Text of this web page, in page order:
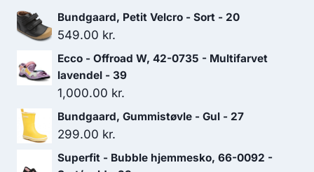
1,099.00 kr..769.30 kr..
Bundgaard, Petit Velcro - Sort - 20
549.00 kr.
Ecco - Offroad W, 42-0735 - Multifarvet
lavendel - 39
1,000.00 kr.
Bundgaard, Gummistøvle - Gul - 27
299.00 kr.
Superfit - Bubble hjemmesko, 66-0092 -